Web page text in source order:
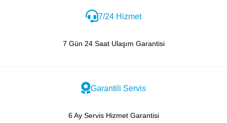
7/24 Hizmet
7 Gün 24 Saat Ulaşım Garantisi
Garantili Servis
6 Ay Servis Hizmet Garantisi